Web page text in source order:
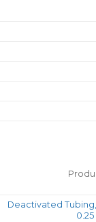
Deactivated